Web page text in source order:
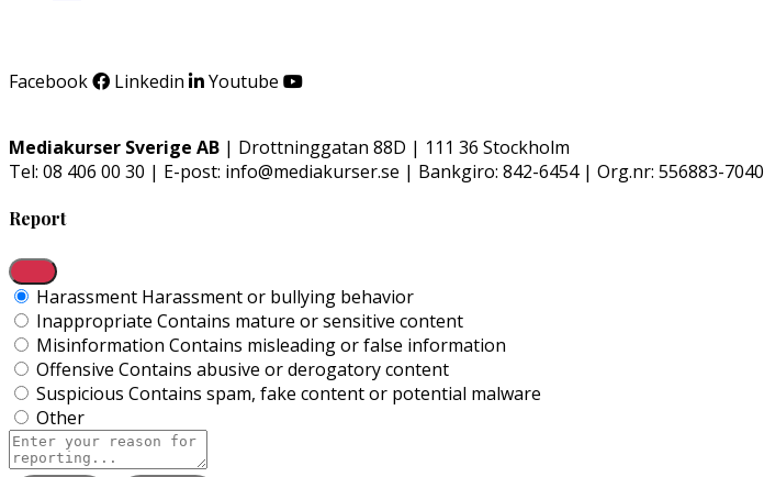
Facebook Linkedin Youtube
Mediakurser Sverige AB | Drottninggatan 88D | 111 36 Stockholm
Tel: 08 406 00 30 | E-post: info@mediakurser.se | Bankgiro: 842-6454 | Org.nr: 556883-7040
Report
Harassment Harassment or bullying behavior
Inappropriate Contains mature or sensitive content
Misinformation Contains misleading or false information
Offensive Contains abusive or derogatory content
Suspicious Contains spam, fake content or potential malware
Other
Report
note